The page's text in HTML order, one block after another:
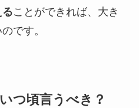
ことができれば、大き
です。
つ頃言うべき？